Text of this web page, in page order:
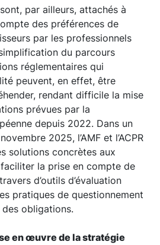
par ailleurs, attachés à
des préférences de
par les professionnels
du parcours
réglementaires qui
peuvent, en effet, être
rendant difficile la mise
prévues par la
depuis 2022. Dans un
2025, l’AMF et l’ACPR
solutions concrètes aux
la prise en compte de
d’outils d’évaluation
pratiques de questionnement
obligations.
en œuvre de la stratégie